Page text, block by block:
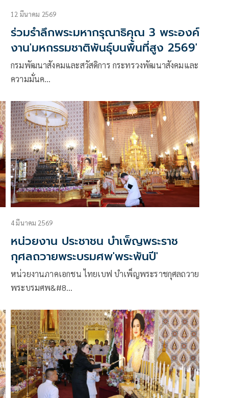
12 มีนาคม 2569
ร่วมรำลึกพระมหากรุณาธิคุณ 3 พระองค์
งาน'มหกรรมชาติพันธุ์บนพื้นที่สูง 2569'
กรมพัฒนาสังคมและสวัสดิการ กระทรวงพัฒนาสังคมและ
ความมั่นค…
4 มีนาคม 2569
หน่วยงาน ประชาชน บำเพ็ญพระราช
กุศลถวายพระบรมศพ'พระพันปี'
หน่วยงานภาคเอกชน ไทยเบฟ บำเพ็ญพระราชกุศลถวาย
พระบรมศพ&#8…